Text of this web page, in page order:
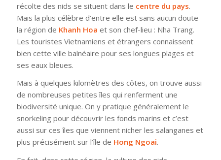
récolte des nids se situent dans le centre du pays.
Mais la plus célèbre d’entre elle est sans aucun doute
la région de Khanh Hoa et son chef-lieu : Nha Trang.
Les touristes Vietnamiens et étrangers connaissent
bien cette ville balnéaire pour ses longues plages et
ses eaux bleues.
Mais à quelques kilomètres des côtes, on trouve aussi
de nombreuses petites îles qui renferment une
biodiversité unique. On y pratique généralement le
snorkeling pour découvrir les fonds marins et c’est
aussi sur ces îles que viennent nicher les salanganes et
plus précisément sur l’île de Hong Ngoai.